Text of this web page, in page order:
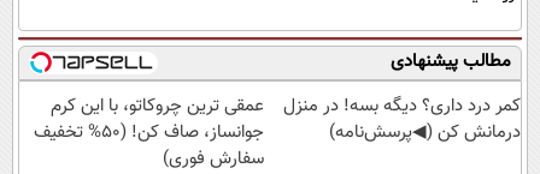
مطالب پیشنهادی
کمر درد داری؟ دیگه بسه! در منزل
درمانش کن (◀پرسش‌نامه)
عمقی ترین چروکاتو، با این کرم
جوانساز، صاف کن! (50% تخفیف
سفارش فوری)